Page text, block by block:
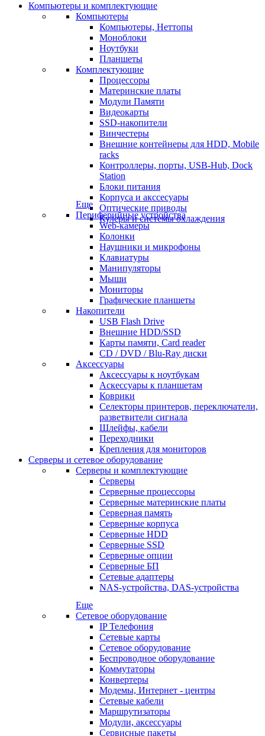
Компьютеры и комплектующие
Компьютеры
Компьютеры, Неттопы
Моноблоки
Ноутбуки
Планшеты
Комплектующие
Процессоры
Материнские платы
Модули Памяти
Видеокарты
SSD-накопители
Винчестеры
Внешние контейнеры для HDD, Mobile
racks
Контроллеры, порты, USB-Hub, Dock
Station
Блоки питания
Корпуса и акссесуары
Оптические приводы
Кулеры и системы охлаждения
Еще
Периферийные устройства
Web-камеры
Колонки
Наушники и микрофоны
Клавиатуры
Манипуляторы
Мыши
Мониторы
Графические планшеты
Накопители
USB Flash Drive
Внешние HDD/SSD
Карты памяти, Card reader
CD / DVD / Blu-Ray диски
Аксессуары
Аксессуары к ноутбукам
Аскессуары к планшетам
Коврики
Селекторы принтеров, переключатели,
разветвители сигнала
Шлейфы, кабели
Переходники
Крепления для мониторов
Серверы и сетевое оборудование
Серверы и комплектующие
Серверы
Серверные процессоры
Серверные материнские платы
Серверная память
Серверные корпуса
Серверные HDD
Серверные SSD
Серверные опции
Серверные БП
Сетевые адаптеры
NAS-устройства, DAS-устройства
Еще
Сетевое оборудование
IP Телефония
Сетевые карты
Сетевое оборудование
Беспроводное оборудование
Коммутаторы
Конвертеры
Модемы, Интернет - центры
Сетевые кабели
Маршрутизаторы
Модули, аксессуары
Сервисные пакеты